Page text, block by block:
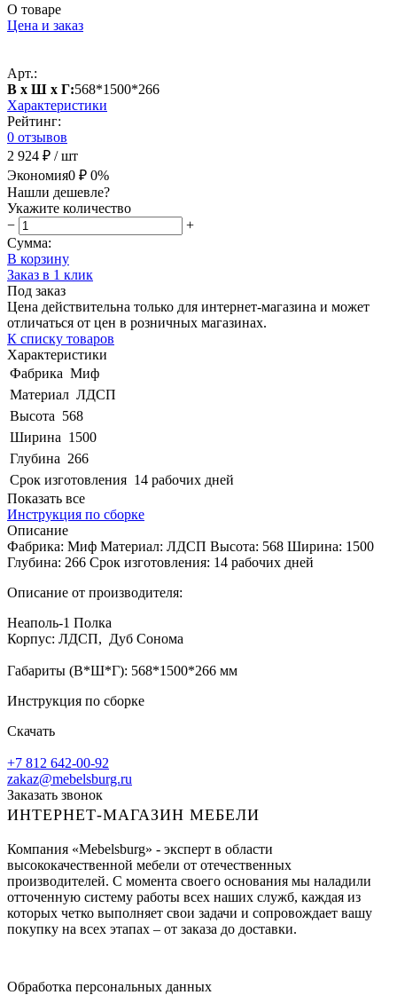
О товаре
Цена и заказ
Арт.:
В х Ш х Г:568*1500*266
Характеристики
Рейтинг:
0 отзывов
2 924 ₽ / шт
Экономия0 ₽ 0%
Нашли дешевле?
Укажите количество
−
+
Сумма:
В корзину
Заказ в 1 клик
Под заказ
Цена действительна только для интернет-магазина и может
отличаться от цен в розничных магазинах.
К списку товаров
Характеристики
Фабрика Миф
Материал ЛДСП
Высота 568
Ширина 1500
Глубина 266
Срок изготовления 14 рабочих дней
Показать все
Инструкция по сборке
Описание
Фабрика: Миф Материал: ЛДСП Высота: 568 Ширина: 1500
Глубина: 266 Срок изготовления: 14 рабочих дней
Описание от производителя:
Неаполь-1 Полка
Корпус: ЛДСП, Дуб Сонома
Габариты (В*Ш*Г): 568*1500*266 мм
Инструкция по сборке
Скачать
+7 812 642-00-92
zakaz@mebelsburg.ru
Заказать звонок
ИНТЕРНЕТ-МАГАЗИН МЕБЕЛИ
Компания «Mebelsburg» - эксперт в области
высококачественной мебели от отечественных
производителей. С момента своего основания мы наладили
отточенную систему работы всех наших служб, каждая из
которых четко выполняет свои задачи и сопровождает вашу
покупку на всех этапах – от заказа до доставки.
Обработка персональных данных